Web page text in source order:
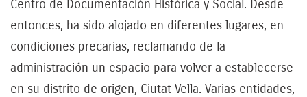
Centro de Documentación Histórica y Social. Desde
entonces, ha sido alojado en diferentes lugares, en
condiciones precarias, reclamando de la
administración un espacio para volver a establecerse
en su distrito de origen, Ciutat Vella. Varias entidades,